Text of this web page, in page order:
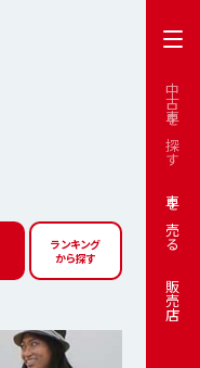
中古車を探す
車を売る
販売店
ランキング
から探す